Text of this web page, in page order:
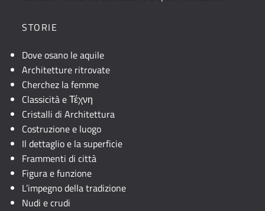
STORIE
Dove osano le aquile
Architetture ritrovate
Cherchez la femme
Classicità e Τέχνη
Cristalli di Architettura
Costruzione e luogo
Il dettaglio e la superficie
Frammenti di città
Figura e funzione
L’impegno della tradizione
Nudi e crudi